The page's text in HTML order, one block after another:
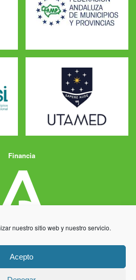
nuestro sitio web y nuestro servicio.
Acepto
Financia